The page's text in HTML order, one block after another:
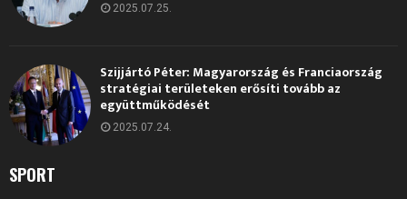
2025.07.25.
Szijjártó Péter: Magyarország és Franciaország
stratégiai területeken erősíti tovább az
együttműködését
2025.07.24.
SPORT